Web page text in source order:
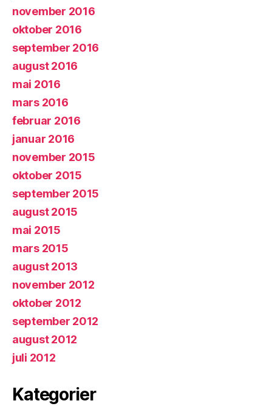
november 2016
oktober 2016
september 2016
august 2016
mai 2016
mars 2016
februar 2016
januar 2016
november 2015
oktober 2015
september 2015
august 2015
mai 2015
mars 2015
august 2013
november 2012
oktober 2012
september 2012
august 2012
juli 2012
Kategorier